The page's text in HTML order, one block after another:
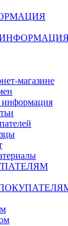
магазине